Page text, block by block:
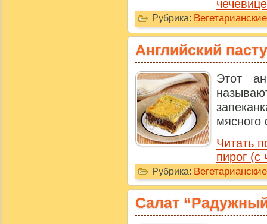
Рубрика:
Английский
Этот
мясного
Читать
пирог (с
Рубрика:
Салат